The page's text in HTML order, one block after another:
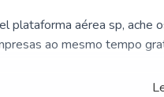
plataforma aérea sp, ache
ao mesmo tempo